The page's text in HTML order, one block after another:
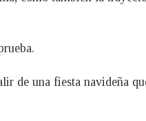
de una fiesta navideña